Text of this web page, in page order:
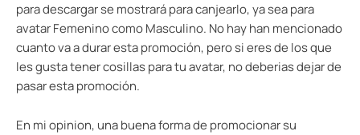
para descargar se mostrará para canjearlo, ya sea para
avatar Femenino como Masculino. No hay han mencionado
cuanto va a durar esta promoción, pero si eres de los que
les gusta tener cosillas para tu avatar, no deberias dejar de
pasar esta promoción.
En mi opinion, una buena forma de promocionar su